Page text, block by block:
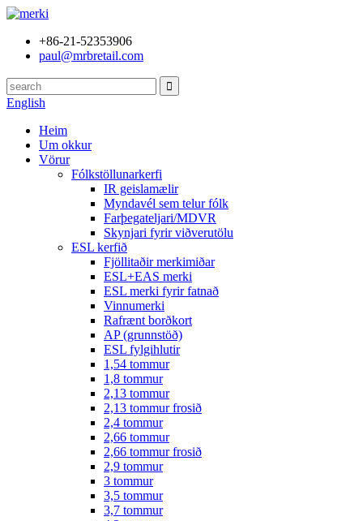
+86-21-52353906
paul@mrbretail.com
English
Heim
Um okkur
Vörur
Fólkstöllunarkerfi
IR geislamælir
Myndavél sem telur fólk
Farþegateljari/MDVR
Skynjari fyrir viðverutölu
ESL kerfið
Fjöllitaðir merkimiðar
ESL+EAS merki
ESL merki fyrir fatnað
Vinnumerki
Rafrænt borðkort
AP (grunnstöð)
ESL fylgihlutir
1,54 tommur
1,8 tommur
2,13 tommur
2,13 tommur frosið
2,4 tommur
2,66 tommur
2,66 tommur frosið
2,9 tommur
3 tommur
3,5 tommur
3,7 tommur